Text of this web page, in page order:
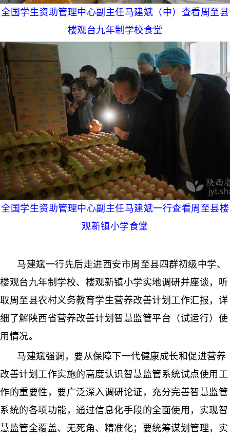
全国学生资助管理中心副主任马建斌（中）查看周至县
楼观台九年制学校食堂
全国学生资助管理中心副主任马建斌一行查看周至县楼
观新镇小学食堂
马建斌一行先后走进西安市周至县四群初级中学、
楼观台九年制学校、楼观新镇小学实地调研并座谈，听
取周至县农村义务教育学生营养改善计划工作汇报，详
细了解陕西省营养改善计划智慧监管平台（试运行）使
用情况。
马建斌强调，要从保障下一代健康成长和促进营养
改善计划工作实施的高度认识智慧监管系统试点使用工
作的重要性，要广泛深入调研论证，充分完善智慧监管
系统的各项功能，通过信息化手段的全面使用，实现智
慧监管全覆盖、无死角、精准化；要统筹谋划管理，实